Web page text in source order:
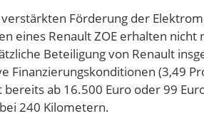
Förderung der
eines Renault ZOE erhalten
Beteiligung von Renault
Finanzierungskonditionen (3,49
ab 16.500 Euro oder 99
240 Kilometern.